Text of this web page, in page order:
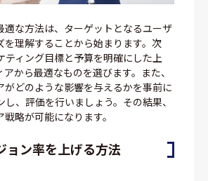
適な方法は、ターゲットとなるユーザ
を理解することから始まります。次
ティング目標と予算を明確にした上
から最適なものを選びます。また、
がどのような影響を与えるかを事前に
、評価を行いましょう。その結果、
略が可能になります。
ョン率を上げる方法